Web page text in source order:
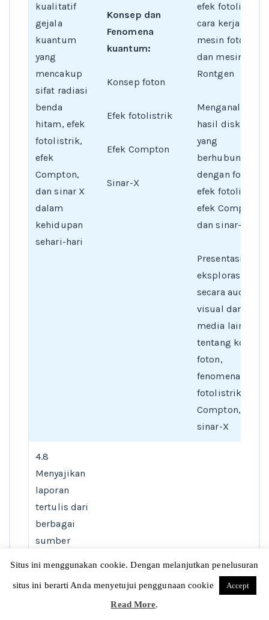
kualitatif
gejala
kuantum
yang
mencakup
sifat radiasi
benda
hitam, efek
fotolistrik,
efek
Compton,
dan sinar X
dalam
kehidupan
sehari-hari
Konsep dan
Fenomena
kuantum:
Konsep foton
Efek fotolistrik
Efek Compton
Sinar-X
efek fotolistrik,
cara kerja
mesin fotokopi,
dan mesin foto
Rontgen
Menganalisis
hasil diskusi
yang
berhubungan
dengan foton,
efek fotolistrik,
efek Compton,
dan sinar-X
Presentasi hasil
eksplorasi
secara audio
visual dan/atau
media lain
tentang konsep
foton,
fenomena efek
fotolistrik, efek
Compton, dan
sinar-X
4.8
Menyajikan
laporan
tertulis dari
berbagai
sumber
efek
Situs ini menggunakan cookie. Dengan melanjutkan penelusuran
situs ini berarti Anda menyetujui penggunaan cookie Accept
Read More.